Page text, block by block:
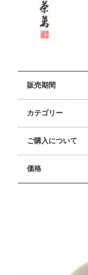
販売期間
カテゴリー
ご購入について
価格